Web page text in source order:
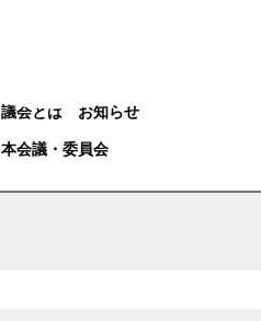
議会とは
お知らせ
本会議・委員会